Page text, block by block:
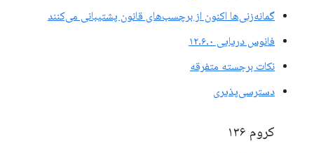
گمانه‌زنی‌ها اکنون از برچسب‌های قانون پشتیبانی می‌کنند
فانوس دریایی ۱۲.۶.۰
نکات برجسته متفرقه
دسترسی‌پذیری
کروم ۱۳۶